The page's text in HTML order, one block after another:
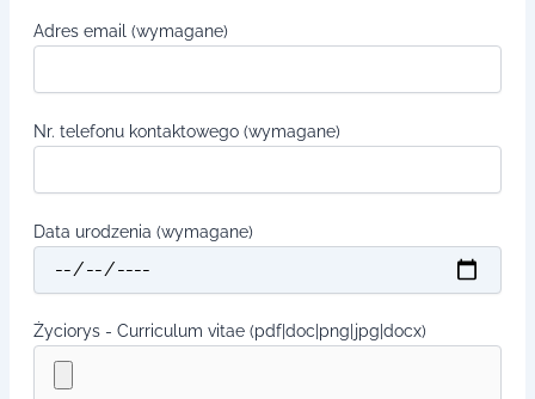
Adres email (wymagane)
Nr. telefonu kontaktowego (wymagane)
Data urodzenia (wymagane)
Życiorys - Curriculum vitae (pdf|doc|png|jpg|docx)